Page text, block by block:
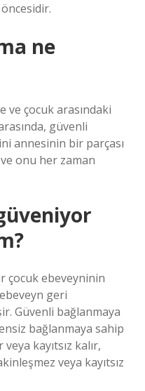
ne
ve çocuk arasındaki
güvenli
annesinin bir parçası
onu her zaman
çocuk ebeveyninin
geri
Güvenli bağlanmaya
bağlanmaya sahip
kayıtsız kalır,
veya kayıtsız